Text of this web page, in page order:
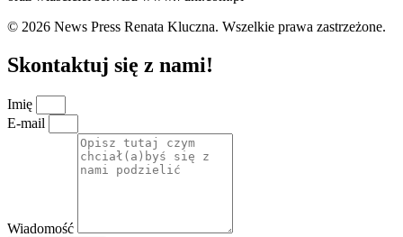
© 2026 News Press Renata Kluczna. Wszelkie prawa zastrzeżone.
Skontaktuj się z nami!
Imię
E-mail
Wiadomość